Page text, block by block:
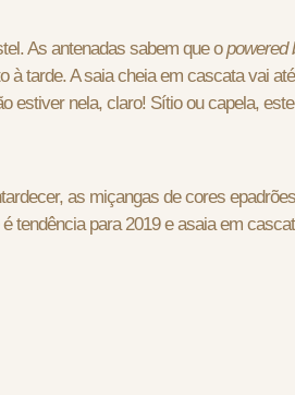
As antenadas sabem que opowered
à tarde. A saia cheia em cascata vai
estiver nela, claro! Sítio ou capela,
as miçangas de cores
tendência para 2019 e asaia em